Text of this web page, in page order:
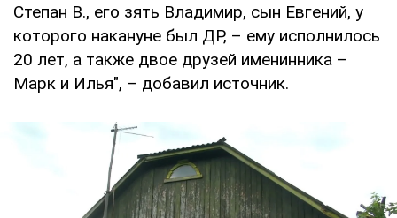
Степан В., его зять Владимир, сын Евгений, у
которого накануне был ДР, – ему исполнилось
20 лет, а также двое друзей именинника –
Марк и Илья", – добавил источник.